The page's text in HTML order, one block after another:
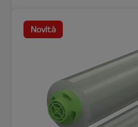
Novità